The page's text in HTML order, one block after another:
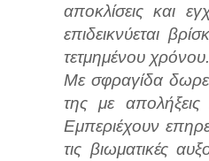
αποκλίσεις και
επιδεικνύεται
τετμημένου χρόνου.
Με σφραγίδα
της με απολήξεις
Εμπεριέχουν
τις βιωματικές